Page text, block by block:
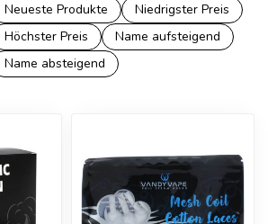
Neueste Produkte
Niedrigster Preis
Höchster Preis
Name aufsteigend
Name absteigend